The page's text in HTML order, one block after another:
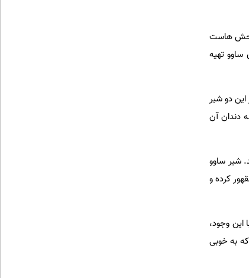
وحش هاست
تهیه
دو شیر
دندان آن
شیر ساوو
کرده و
وجود،
به خوبی